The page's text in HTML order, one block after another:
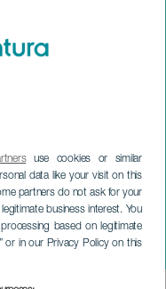
use cookies or similar
data like your visit on this
partners do not ask for your
business interest. You
based on legitimate
or in our Privacy Policy on this